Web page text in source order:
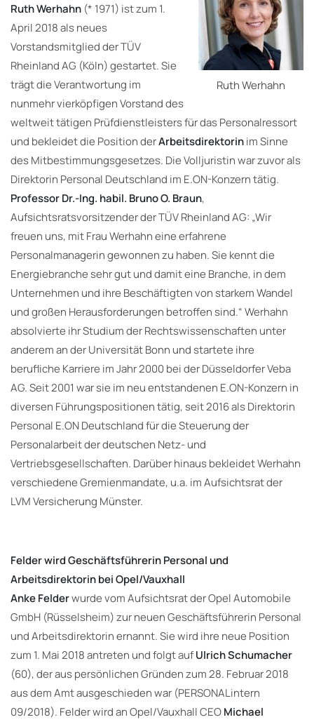
Ruth Werhahn
Ruth Werhahn (* 1971) ist zum 1.
April 2018 als neues
Vorstandsmitglied der TÜV
Rheinland AG (Köln) gestartet. Sie
trägt die Verantwortung im
nunmehr vierköpfigen Vorstand des
weltweit tätigen Prüfdienstleisters für das Personalressort
und bekleidet die Position derArbeitsdirektorinim Sinne
des Mitbestimmungsgesetzes. Die Volljuristin war zuvor als
Direktorin Personal Deutschland im E.ON-Konzern tätig.
Professor Dr.-Ing. habil. Bruno O. Braun,
Aufsichtsratsvorsitzender der TÜV Rheinland AG: „Wir
freuen uns, mit Frau Werhahn eine erfahrene
Personalmanagerin gewonnen zu haben. Sie kennt die
Energiebranche sehr gut und damit eine Branche, in dem
Unternehmen und ihre Beschäftigten von starkem Wandel
und großen Herausforderungen betroffen sind.“ Werhahn
absolvierte ihr Studium der Rechtswissenschaften unter
anderem an der Universität Bonn und startete ihre
berufliche Karriere im Jahr 2000 bei der Düsseldorfer Veba
AG. Seit 2001 war sie im neu entstandenen E.ON-Konzern in
diversen Führungspositionen tätig, seit 2016 als Direktorin
Personal E.ON Deutschland für die Steuerung der
Personalarbeit der deutschen Netz- und
Vertriebsgesellschaften. Darüber hinaus bekleidet Werhahn
verschiedene Gremienmandate, u.a. im Aufsichtsrat der
LVM Versicherung Münster.
Felder wird Geschäftsführerin Personal und
Arbeitsdirektorin bei Opel/Vauxhall
Anke Felderwurde vom Aufsichtsrat der Opel Automobile
GmbH (Rüsselsheim) zur neuen Geschäftsführerin Personal
und Arbeitsdirektorin ernannt. Sie wird ihre neue Position
zum 1. Mai 2018 antreten und folgt aufUlrich Schumacher
(60), der aus persönlichen Gründen zum 28. Februar 2018
aus dem Amt ausgeschieden war (PERSONALintern
09/2018). Felder wird an Opel/Vauxhall CEOMichael